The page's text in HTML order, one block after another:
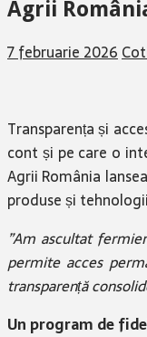
Agrii
7 februarie 2026
Transparența și
cont și pe care o
Agrii România
produse și
”Am ascultat
permite acces
transparență
Un program de